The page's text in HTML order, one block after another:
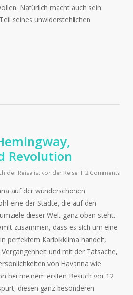
Natürlich macht auch sein
seines unwiderstehlichen
Revolution
der Reise ist vor der Reise 2 Comments
auf der wunderschönen
eine der Städte, die auf den
dieser Welt ganz oben steht.
zusammen, dass es sich um eine
perfektem Karibikklima handelt,
und mit der Tatsache,
von Havanna wie
bei meinem ersten Besuch vor 12
diesen ganz besonderen